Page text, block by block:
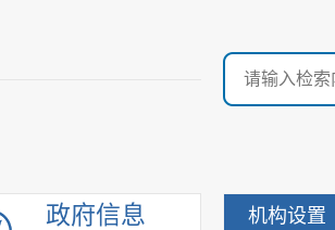
政府信息
机构设置